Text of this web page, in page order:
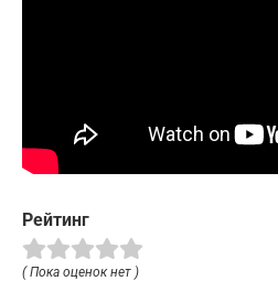
Рейтинг
( Пока оценок нет )